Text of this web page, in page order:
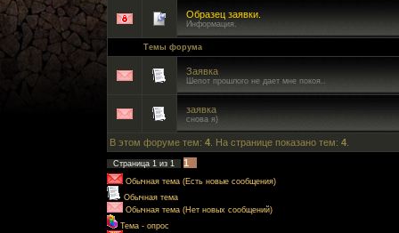
Образец заявки.
Информация.
Темы форума
Заявка
Шепот прошлого не дает мне покоя..
заявка
снова я)
В этом форуме тем: 4 . На странице показано тем: 4
Страница 1 из 1 1
Обычная тема (Есть новые сообщения)
Обычная тема
Обычная тема (Нет новых сообщений)
Тема - опрос